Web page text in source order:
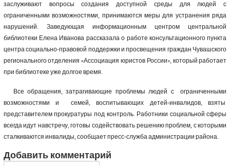
заслуживают вопросы создания доступной среды для людей с
ограниченными возможностями, принимаются меры для устранения ряда
нарушений. Заведующая информационным центром центральной
библиотеки Елена Иванова рассказала о работе консультационного пункта
центра социально-правовой поддержки и просвещения граждан Чувашского
регионального отделения «Ассоциация юристов России», который работает
при библиотеке уже долгое время.
Все обращения, затрагивающие проблемы людей с ограниченными
возможностями и семей, воспитывающих детей-инвалидов, взяты
представителем прокуратуры под контроль. Работники социальной сферы
всегда идут навстречу, готовы содействовать решению проблем, с которыми
сталкиваются инвалиды, сообщает пресс-служба администрации района.
Добавить комментарий